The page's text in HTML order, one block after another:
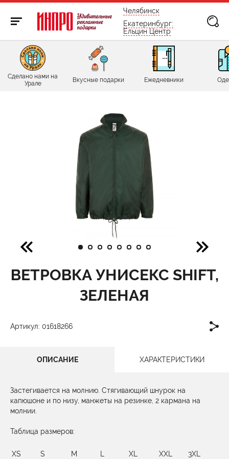
бесплатно по России
Челябинск
Екатеринбург:
Ельцин Центр
Сделано нами на
Урале
Вкусные подарки Ежедневники
ВЕТРОВКА УНИСЕКС SHIFT,
ЗЕЛЕНАЯ
Артикул: 01618266
ОПИСАНИЕ ХАРАКТЕРИСТИКИ
Застегивается на молнию. Стягивающий шнурок на
капюшоне и по низу, манжеты на резинке, 2 кармана на
молнии.
Таблица размеров:
XS S M XL XXL 3XL